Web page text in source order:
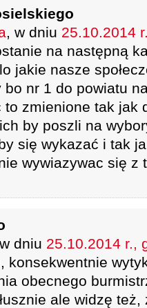
, w dniu 25.10.2014
na następną
jakie nasze
nr 1 do powiatu
zmienione tak jak
by poszli na
się wykazać i tak
wywiazywac się z
dniu 25.10.2014 r.,
konsekwentnie
obecnego
ale widzę